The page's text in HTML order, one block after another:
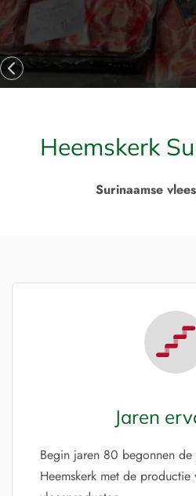
Heemskerk
Surinaamse
Jaren
Begin jaren 80 begonnen de
Heemskerk met de productie